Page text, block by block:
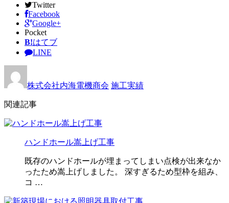
Twitter
Facebook
Google+
Pocket
B!はてブ
LINE
株式会社内海電機商会 施工実績
関連記事
ハンドホール嵩上げ工事
既存のハンドホールが埋まってしまい点検が出来なか
ったため嵩上げしました。 深すぎるため型枠を組み、
コ …